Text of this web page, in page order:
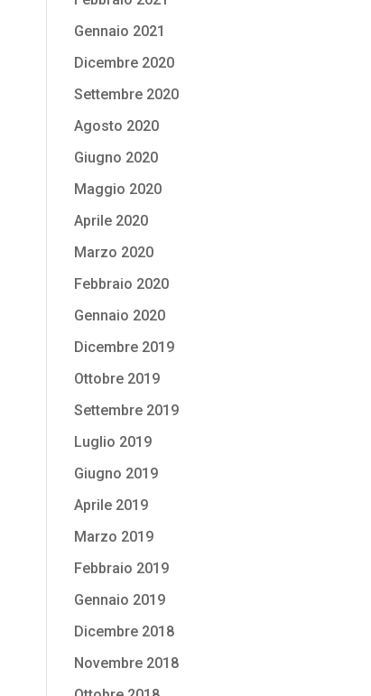
Gennaio 2021
Dicembre 2020
Settembre 2020
Agosto 2020
Giugno 2020
Maggio 2020
Aprile 2020
Marzo 2020
Febbraio 2020
Gennaio 2020
Dicembre 2019
Ottobre 2019
Settembre 2019
Luglio 2019
Giugno 2019
Aprile 2019
Marzo 2019
Febbraio 2019
Gennaio 2019
Dicembre 2018
Novembre 2018